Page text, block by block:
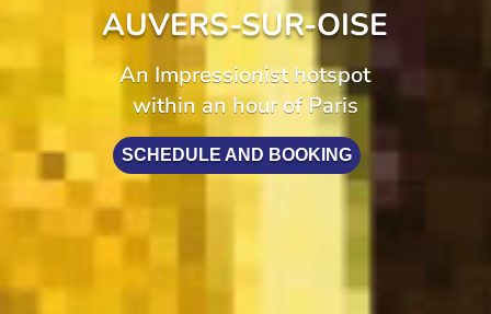
AUVERS-SUR-OISE
An Impressionist hotspot
within an hour of Paris
SCHEDULE AND BOOKING